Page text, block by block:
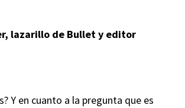
lazarillo de Bullet y editor
Y en cuanto a la pregunta que es